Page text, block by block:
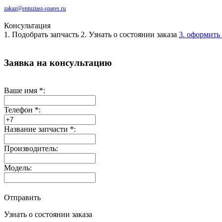
zakaz@entuziast-spares.ru
Консультация
1. Подобрать запчасть 2. Узнать о состоянии заказа 3. оформить
Заявка на консультацию
Ваше имя *:
Телефон *:
Название запчасти *:
Производитель:
Модель:
Отправить
Узнать о состоянии заказа